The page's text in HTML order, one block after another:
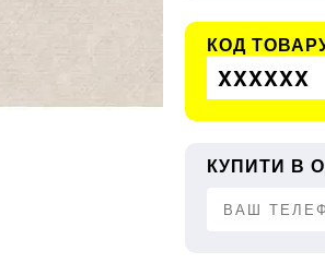
КОД
XXXXXX
КУПИТИ В